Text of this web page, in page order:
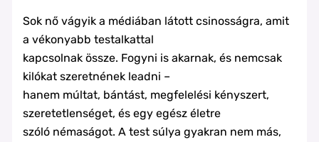
Sok nő vágyik a médiában látott csinosságra, amit
a vékonyabb testalkattal
kapcsolnak össze. Fogyni is akarnak, és nemcsak
kilókat szeretnének leadni –
hanem múltat, bántást, megfelelési kényszert,
szeretetlenséget, és egy egész életre
szóló némaságot. A test súlya gyakran nem más,